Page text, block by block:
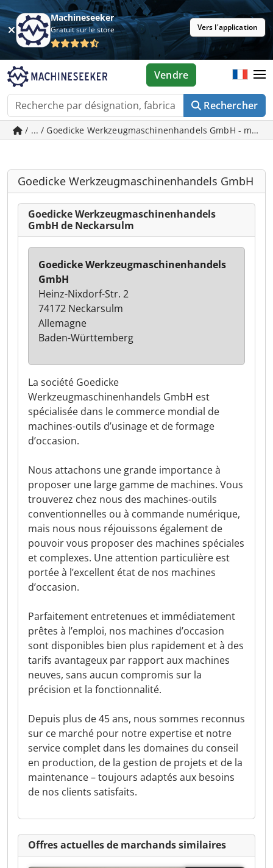
Machineseeker
Gratuit sur le store Vers l'application
Rechercher
Vendre
/ ... / Goedicke Werkzeugmaschinenhandels GmbH -
Goedicke Werkzeugmaschinenhandels GmbH
Goedicke Werkzeugmaschinenhandels
GmbH de Neckarsulm
La société Goedicke
Werkzeugmaschinenhandels GmbH est
spécialisée dans le commerce mondial de
machines-outils d’usinage et de formage
d’occasion.
Nous attachons une grande importance à
proposer une large gamme de machines. Vous
trouverez chez nous des machines-outils
conventionnelles ou à commande numérique,
mais nous nous réjouissons également de
pouvoir vous proposer des machines spéciales
et complexes. Une attention particulière est
portée à l’excellent état de nos machines
d’occasion.
Parfaitement entretenues et immédiatement
prêtes à l’emploi, nos machines d’occasion
sont disponibles bien plus rapidement et à des
tarifs avantageux par rapport aux machines
neuves, sans aucun compromis sur la
précision et la fonctionnalité.
Depuis plus de 45 ans, nous sommes reconnus
sur ce marché pour notre expertise et notre
service complet dans les domaines du conseil
en production, de la gestion de projets et de la
maintenance – toujours adaptés aux besoins
de nos clients satisfaits.
Goedicke Werkzeugmaschinenhandels
GmbH
Heinz-Nixdorf-Str. 2
74172 Neckarsulm
Allemagne
Baden-Württemberg
Offres actuelles de marchands similaires